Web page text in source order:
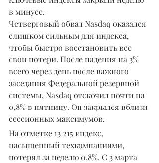
в минусе.
Четверговый обвал Nasdaq оказался
слишком сильным для индекса,
чтобы быстро восстановить все
свои потери. После падения на 3%
всего через день после важного
заседания Федеральной резервной
системы, Nasdaq отскочил почти на
0,8% в пятницу. Он закрылся вблизи
сессионных максимумов.
На отметке 13 215 индекс,
насыщенный техкомпаниями,
потерял за неделю 0,8%. С 3 марта